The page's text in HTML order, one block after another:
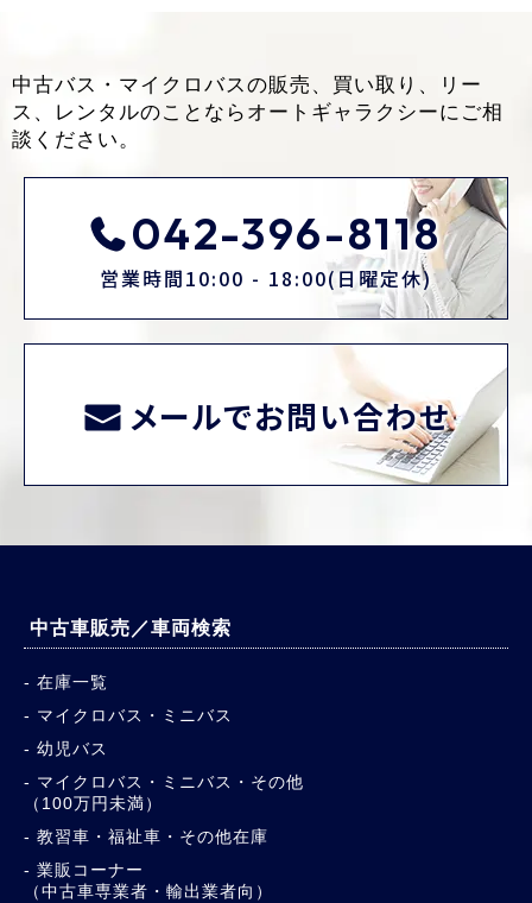
中古バス・マイクロバスの販売、買い取り、リー
ス、レンタルのことなら オートギャラクシーにご相
談ください。
042-396-8118
営業時間10:00 - 18:00(日曜定休)
メールでお問い合わせ
中古車販売／車両検索
在庫一覧
マイクロバス・ミニバス
幼児バス
マイクロバス・ミニバス・その他
（100万円未満）
教習車・福祉車・その他在庫
業販コーナー
（中古車専業者・輸出業者向）